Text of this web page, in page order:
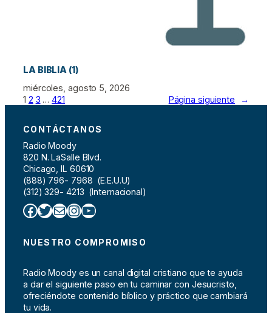
LA BIBLIA (1)
miércoles, agosto 5, 2026
1 2 3 … 421 Página siguiente →
CONTÁCTANOS
Radio Moody
820 N. LaSalle Blvd.
Chicago, IL 60610
(888) 796- 7968 (E.E.U.U)
(312) 329- 4213 (Internacional)
Facebook Twitter Correo electrónico InstagramYouTube
NUESTRO COMPROMISO
Radio Moody es un canal digital cristiano que te ayuda
a dar el siguiente paso en tu caminar con Jesucristo,
ofreciéndote contenido bíblico y práctico que cambiará
tu vida.